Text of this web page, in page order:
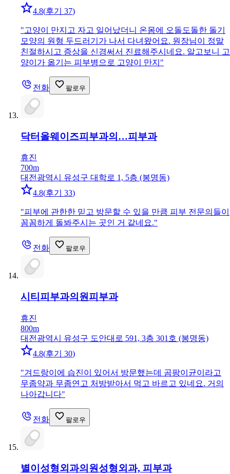
4.8(후기 37)
"고양이 만지고 자고 일어났더니 온몸에 오돌도돌한 돌기
모양의 원형 두드러기가 나서 다녀왔어요. 원장님이 정말
친절하시고 증상을 신경써서 진료해주시네요. 알고보니 고
양이가 옮기는 피부병으로 고양이 만지 "
전화 팔로우
닥터올웨이즈피부과의…피부과
휴진
700m
대전광역시 유성구 대학로 1, 5층 (봉명동)
4.8(후기 33)
"피부에 관한한 믿고 방문할 수 있을 만큼 피부 전문의들이
꼼꼼하게 돌봐주시는 곳인 거 같네요."
전화 팔로우
시티피부과의원 피부과
휴진
800m
대전광역시 유성구 도안대로 591, 3층 301호 (봉명동)
4.8(후기 30)
"겨드랑이에 습진이 있어서 방문했는데 곰팡이균이라고
무좀약과 무좀연고 처방받아서 먹고 바르고 있네요. 거의
나아갑니다"
전화 팔로우
별이성형외과의원 성형외과, 피부과